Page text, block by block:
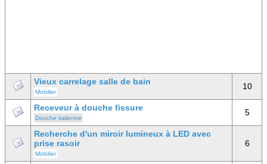
Vieux carrelage salle de bain
Mobilier
10
Receveur à douche fissure
Douche italienne
5
Recherche d'un miroir lumineux à LED avec
prise rasoir
Mobilier
6